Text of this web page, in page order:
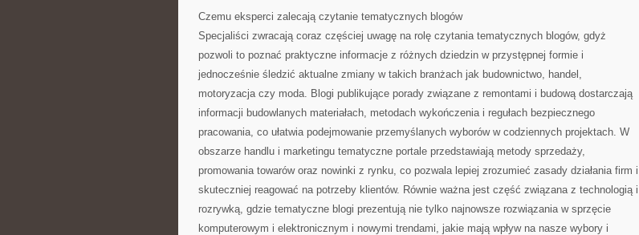
Czemu eksperci zalecają czytanie tematycznych blogów
Specjaliści zwracają coraz częściej uwagę na rolę czytania tematycznych blogów, gdyż
pozwoli to poznać praktyczne informacje z różnych dziedzin w przystępnej formie i
jednocześnie śledzić aktualne zmiany w takich branżach jak budownictwo, handel,
motoryzacja czy moda. Blogi publikujące porady związane z remontami i budową dostarczają
informacji budowlanych materiałach, metodach wykończenia i regułach bezpiecznego
pracowania, co ułatwia podejmowanie przemyślanych wyborów w codziennych projektach. W
obszarze handlu i marketingu tematyczne portale przedstawiają metody sprzedaży,
promowania towarów oraz nowinki z rynku, co pozwala lepiej zrozumieć zasady działania firm i
skuteczniej reagować na potrzeby klientów. Równie ważna jest część związana z technologią i
rozrywką, gdzie tematyczne blogi prezentują nie tylko najnowsze rozwiązania w sprzęcie
komputerowym i elektronicznym i nowymi trendami, jakie mają wpływ na nasze wybory i